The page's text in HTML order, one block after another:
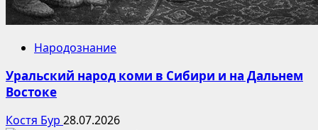
Народознание
Уральский народ коми в Сибири и на Дальнем
Востоке
Костя Бур 28.07.2026